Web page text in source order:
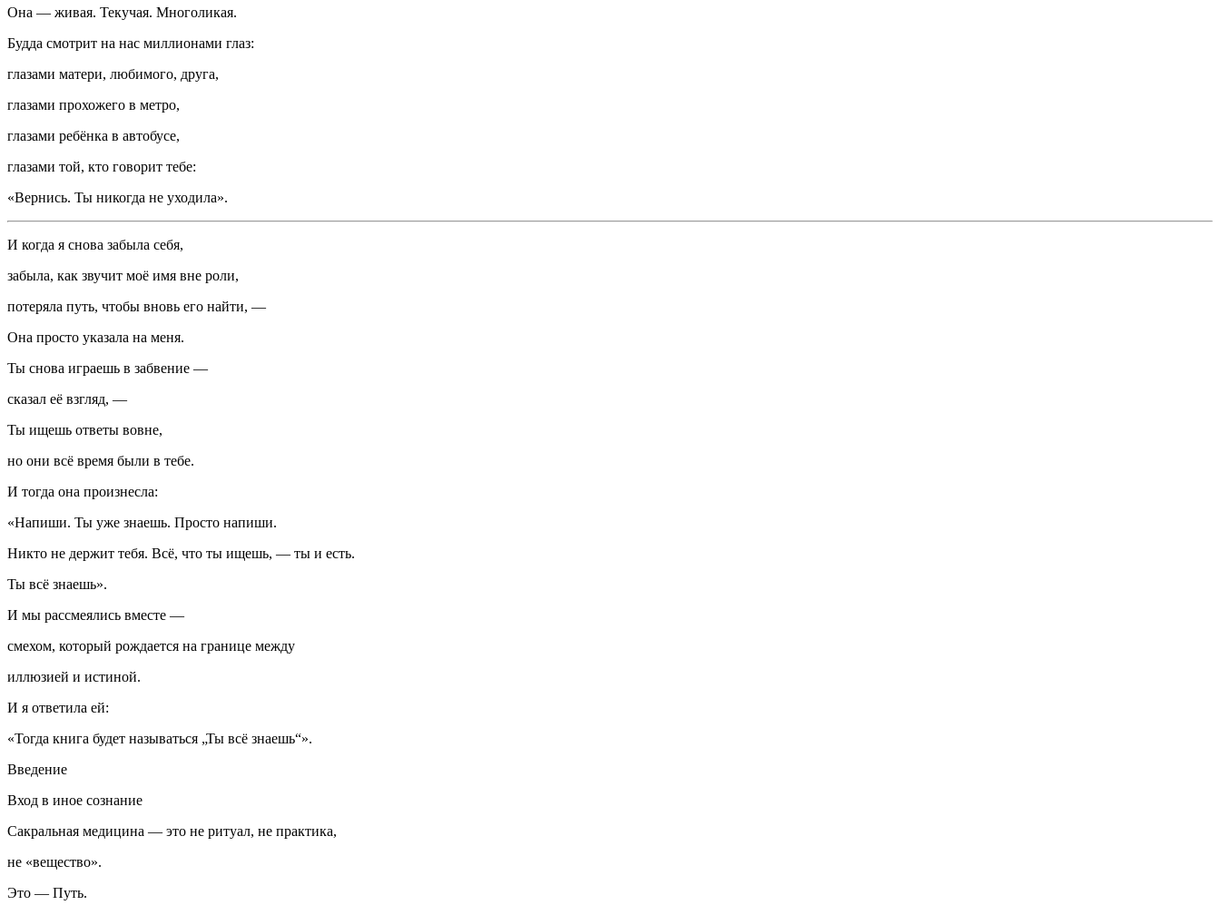
Она — живая. Текучая. Многоликая.
Будда смотрит на нас миллионами глаз:
глазами матери, любимого, друга,
глазами прохожего в метро,
глазами ребёнка в автобусе,
глазами той, кто говорит тебе:
«Вернись. Ты никогда не уходила».
И когда я снова забыла себя,
забыла, как звучит моё имя вне роли,
потеряла путь, чтобы вновь его найти, —
Она просто указала на меня.
Ты снова играешь в забвение —
сказал её взгляд, —
Ты ищешь ответы вовне,
но они всё время были в тебе.
И тогда она произнесла:
«Напиши. Ты уже знаешь. Просто напиши.
Никто не держит тебя. Всё, что ты ищешь, — ты и есть.
Ты всё знаешь».
И мы рассмеялись вместе —
смехом, который рождается на границе между
иллюзией и истиной.
И я ответила ей:
«Тогда книга будет называться „Ты всё знаешь“».
Введение
Вход в иное сознание
Сакральная медицина — это не ритуал, не практика,
не «вещество».
Это — Путь.